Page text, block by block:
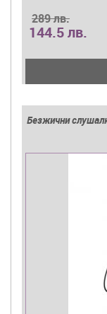
289 лв.
144.5 лв.
Безжични